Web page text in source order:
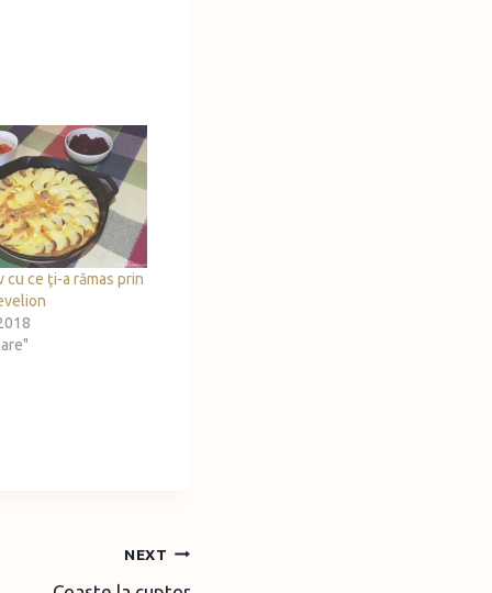
cu ce ţi-a rămas prin
NEXT